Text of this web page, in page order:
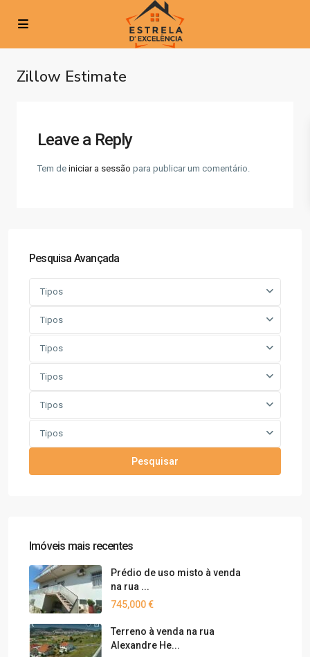
Zillow Estimate
Leave a Reply
Tem de iniciar a sessão para publicar um comentário.
Pesquisa Avançada
Tipos
Tipos
Tipos
Tipos
Tipos
Tipos
Pesquisar
Imóveis mais recentes
Prédio de uso misto à venda
na rua ...
745,000 €
Terreno à venda na rua
Alexandre He...